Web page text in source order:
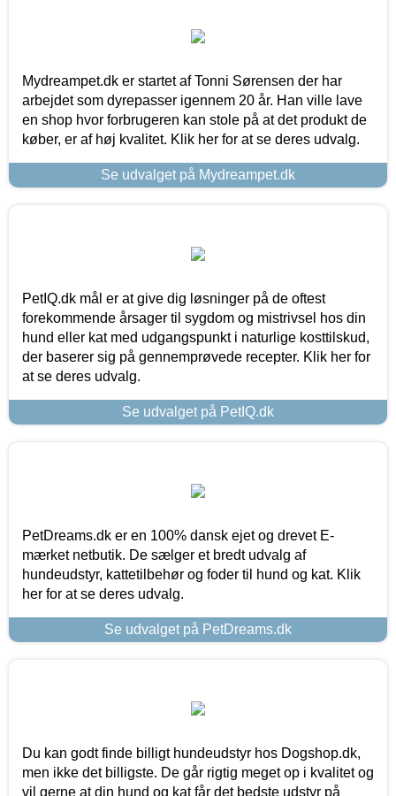
Mydreampet.dk er startet af Tonni Sørensen der har
arbejdet som dyrepasser igennem 20 år. Han ville lave
en shop hvor forbrugeren kan stole på at det produkt de
køber, er af høj kvalitet. Klik her for at se deres udvalg.
Se udvalget på Mydreampet.dk
PetIQ.dk mål er at give dig løsninger på de oftest
forekommende årsager til sygdom og mistrivsel hos din
hund eller kat med udgangspunkt i naturlige kosttilskud,
der baserer sig på gennemprøvede recepter. Klik her for
at se deres udvalg.
Se udvalget på PetIQ.dk
PetDreams.dk er en 100% dansk ejet og drevet E-
mærket netbutik. De sælger et bredt udvalg af
hundeudstyr, kattetilbehør og foder til hund og kat. Klik
her for at se deres udvalg.
Se udvalget på PetDreams.dk
Du kan godt finde billigt hundeudstyr hos Dogshop.dk,
men ikke det billigste. De går rigtig meget op i kvalitet og
vil gerne at din hund og kat får det bedste udstyr på